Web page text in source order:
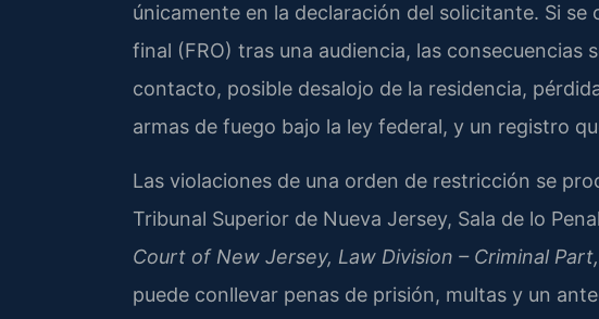
únicamente en la declaración del solicitante. Si
final (FRO) tras una audiencia, las consecuencias
contacto, posible desalojo de la residencia,
armas de fuego bajo la ley federal, y un registro
Las violaciones de una orden de restricción se
Tribunal Superior de Nueva Jersey, Sala de lo
Court of New Jersey, Law Division – Criminal
puede conllevar penas de prisión, multas y un